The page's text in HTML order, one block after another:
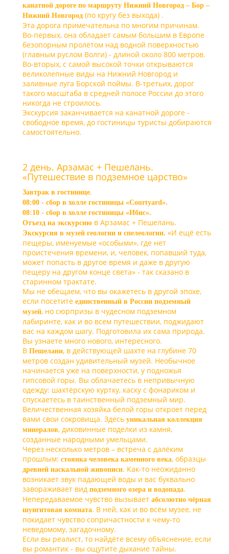
канатной дороге по маршруту Нижний Новгород – Бор –
Нижний Новгород (по кругу без выхода) .
Эта дорога примечательна по многим причинам.
Во-первых, она обладает самым большим в Европе
безопорным пролётом над водной поверхностью
(главным руслом Волги) - длиной около 800 метров.
Во-вторых, с самой высокой точки открываются
великолепные виды на Нижний Новгород и
заливные луга Борской поймы. В-третьих, дорог
такого масштаба в средней полосе России до этого
никогда не строилось.
Экскурсия заканчивается на канатной дороге -
свободное время, до гостиницы туристы добираются
самостоятельно.
2 день. Арзамас + Пешелань.
«Путешествие в подземное царство»
Завтрак в гостинице.
08:00 - сбор в холле гостиницы «Courtyard».
08:10 - сбор в холле гостиницы «Ибис».
Отъезд на экскурсию в Арзамас + Пешелань.
Экскурсия в музей геологии и спелеологии. «И ещё есть
пещеры, именуемые «особыми», где нет
проистечения времени, и, человек, попавший туда,
может попасть в другое время и даже в другую
пещеру на другом конце света» - так сказано в
старинном трактате.
Мы не обещаем, что вы окажетесь в другой эпохе,
если посетите единственный в России подземный
музей, но сюрпризы в чудесном подземном
лабиринте, как и во всем путешествии, поджидают
вас на каждом шагу. Подготовила их сама природа.
Вы узнаете много нового, интересного.
В Пешелани, в действующей шахте на глубине 70
метров создан удивительный музей. Необычное
начинается уже на поверхности, у подножья
гипсовой горы. Вы облачаетесь в непривычную
одежду: шахтёрскую куртку, каску с фонариком и
спускаетесь в таинственный подземный мир.
Величественная хозяйка белой горы откроет перед
вами свои сокровища. Здесь уникальная коллекция
минералов, диковинные поделки из камня,
созданные народными умельцами.
Через несколько метров – встреча с далёким
прошлым: стоянка человека каменного века, образцы
древней наскальной живописи. Как-то неожиданно
возникает звук падающей воды и вас буквально
завораживает вид подземного озера и водопада.
Непередаваемое чувство вызывает абсолютно чёрная
шунгитовая комната. В ней, как и во всём музее, не
покидает чувство сопричастности к чему-то
неведомому, загадочному.
Если вы реалист, то найдёте всему объяснение, если
вы романтик - вы ощутите дыхание тайны.